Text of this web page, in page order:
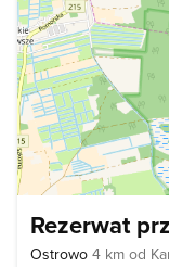
Rezerwat
Ostrowo 4 km od